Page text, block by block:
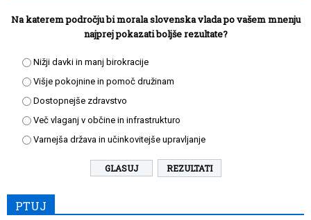
Na katerem področju bi morala slovenska vlada po vašem mnenju
najprej pokazati boljše rezultate?
Nižji davki in manj birokracije
Višje pokojnine in pomoč družinam
Dostopnejše zdravstvo
Več vlaganj v občine in infrastrukturo
Varnejša država in učinkovitejše upravljanje
REZULTATI
PTUJ